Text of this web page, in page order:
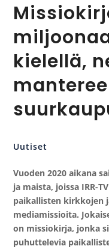
kielellä,
Uutiset
Vuoden 2020 aikana
ja maista, joissa IRR-
paikallisten kirkkojen
mediamissioita.
on missiokirja, jonka
puhuttelevia